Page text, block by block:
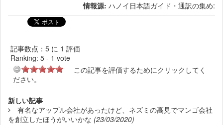
情報源: ハノイ日本語ガイド・通訳の集め:
記事数点：5 に 1 評価
Ranking: 5 - 1 vote
この記事を評価するためにクリックしてく
ださい。
新しい記事
有名なアップル会社があったけど、ネズミの高見でマンゴ会社
を創立したほうがいいかな (23/03/2020)